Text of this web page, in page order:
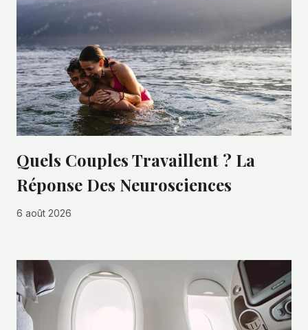
Quels Couples Travaillent ? La
Réponse Des Neurosciences
6 août 2026